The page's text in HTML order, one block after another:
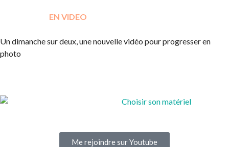
EN VIDEO
Un dimanche sur deux, une nouvelle vidéo pour progresser en
photo
Me rejoindre sur Youtube